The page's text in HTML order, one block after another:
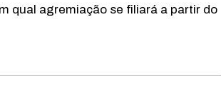
qual agremiação se filiará a partir do